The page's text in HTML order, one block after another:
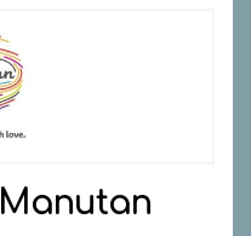
Manutan